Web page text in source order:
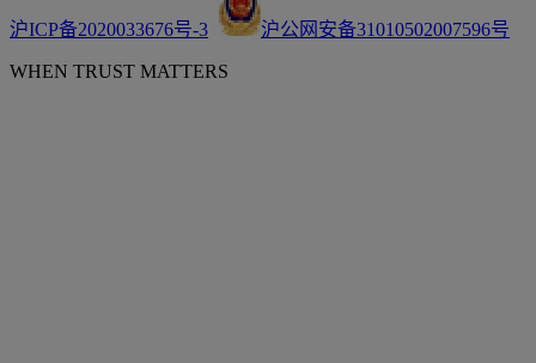
沪ICP备2020033676号-3 沪公网安备31010502007596号
WHEN TRUST MATTERS